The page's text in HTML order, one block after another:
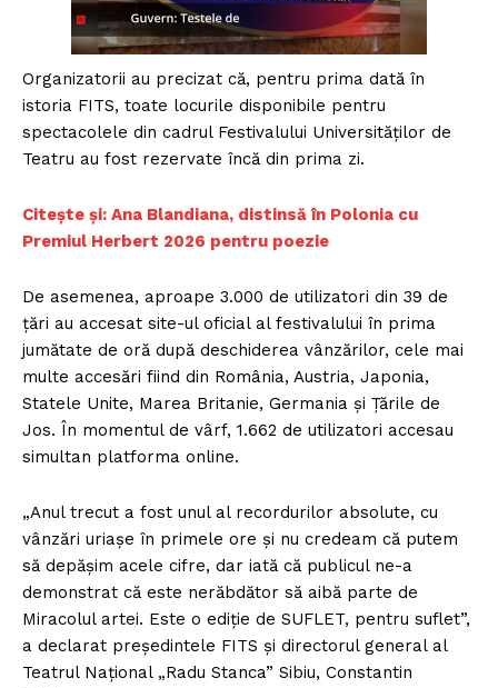
Organizatorii au precizat că, pentru prima dată în
istoria FITS, toate locurile disponibile pentru
spectacolele din cadrul Festivalului Universităţilor de
Teatru au fost rezervate încă din prima zi.
Citește și: Ana Blandiana, distinsă în Polonia cu
Premiul Herbert 2026 pentru poezie
De asemenea, aproape 3.000 de utilizatori din 39 de
ţări au accesat site-ul oficial al festivalului în prima
jumătate de oră după deschiderea vânzărilor, cele mai
multe accesări fiind din România, Austria, Japonia,
Statele Unite, Marea Britanie, Germania şi Ţările de
Jos. În momentul de vârf, 1.662 de utilizatori accesau
simultan platforma online.
„Anul trecut a fost unul al recordurilor absolute, cu
vânzări uriaşe în primele ore şi nu credeam că putem
să depăşim acele cifre, dar iată că publicul ne-a
demonstrat că este nerăbdător să aibă parte de
Miracolul artei. Este o ediţie de SUFLET, pentru suflet”,
a declarat preşedintele FITS şi directorul general al
Teatrul Naţional „Radu Stanca” Sibiu, Constantin